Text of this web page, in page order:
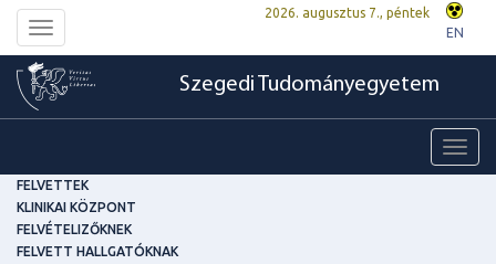
Toggle
navigation
2026. augusztus 7., péntek
EN
Szegedi Tudományegyetem
FELVETTEK
KLINIKAI KÖZPONT
FELVÉTELIZŐKNEK
FELVETT HALLGATÓKNAK